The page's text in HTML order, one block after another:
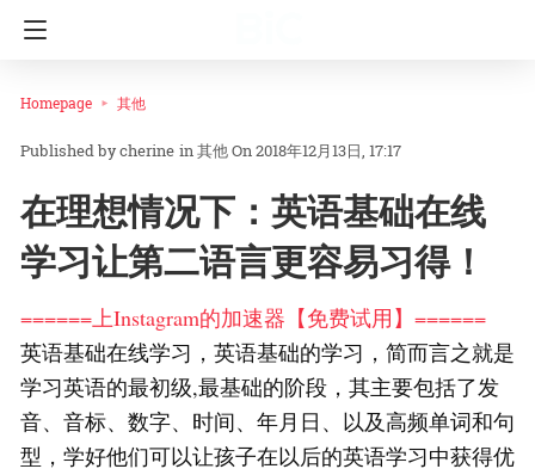
Homepage 其他
cherine in其他On 2018年12月13日, 17:17
在理想情况下：英语基础在线
学习让第二语言更容易习得！
======上Instagram的加速器【免费试用】======
英语基础在线学习，英语基础的学习，简而言之就是
学习英语的最初级,最基础的阶段，其主要包括了发
音、音标、数字、时间、年月日、以及高频单词和句
型，学好他们可以让孩子在以后的英语学习中获得优